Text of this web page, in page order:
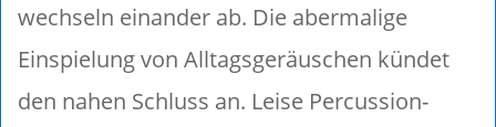
wechseln einander ab. Die abermalige
Einspielung von Alltagsgeräuschen kündet
den nahen Schluss an. Leise Percussion-